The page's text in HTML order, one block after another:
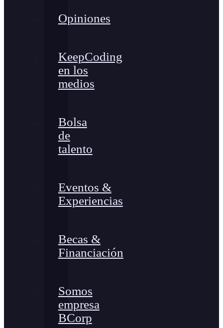
Opiniones
KeepCoding
en los
medios
Bolsa
de
talento
Eventos &
Experiencias
Becas &
Financiación
Somos
empresa
BCorp